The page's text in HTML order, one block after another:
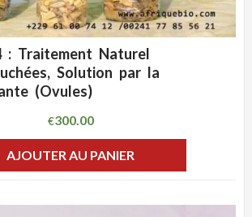
CLIQUEZ POUR VOIR
: Traitement Naturel
Solution par la
(Ovules)
€300.00
AJOUTER AU PANIER